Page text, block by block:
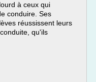
à ceux qui
conduire. Ses
réussissent leurs
qu'ils